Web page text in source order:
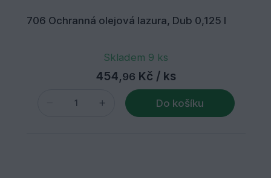
706 Ochranná olejová lazura, Dub 0,125 l
Skladem 9 ks
454,96 Kč / ks
Do košíku